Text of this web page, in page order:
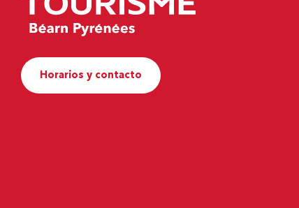
Horarios y contacto